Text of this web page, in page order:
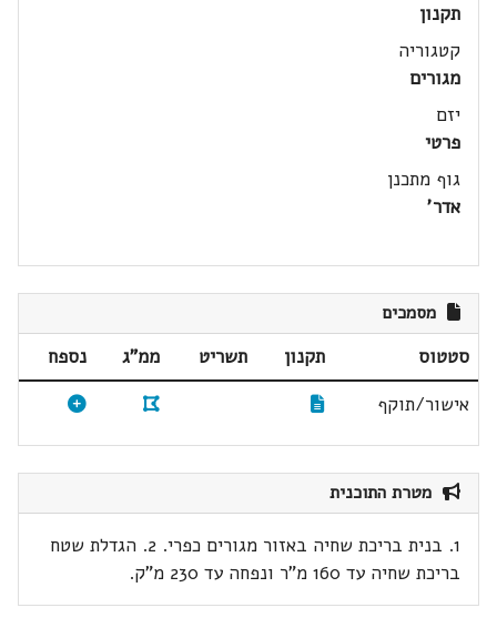
תקנון
קטגוריה
מגורים
יזם
פרטי
גוף מתכנן
אדר'
מסמכים
סטטוס תקנון תשריט ממ"ג
נספח
אישור/תוקף
מטרת התוכנית
1. בנית בריכת שחיה באזור מגורים כפרי. 2. הגדלת שטח
בריכת שחיה עד 160 מ"ר ונפחה עד 230 מ"ק.